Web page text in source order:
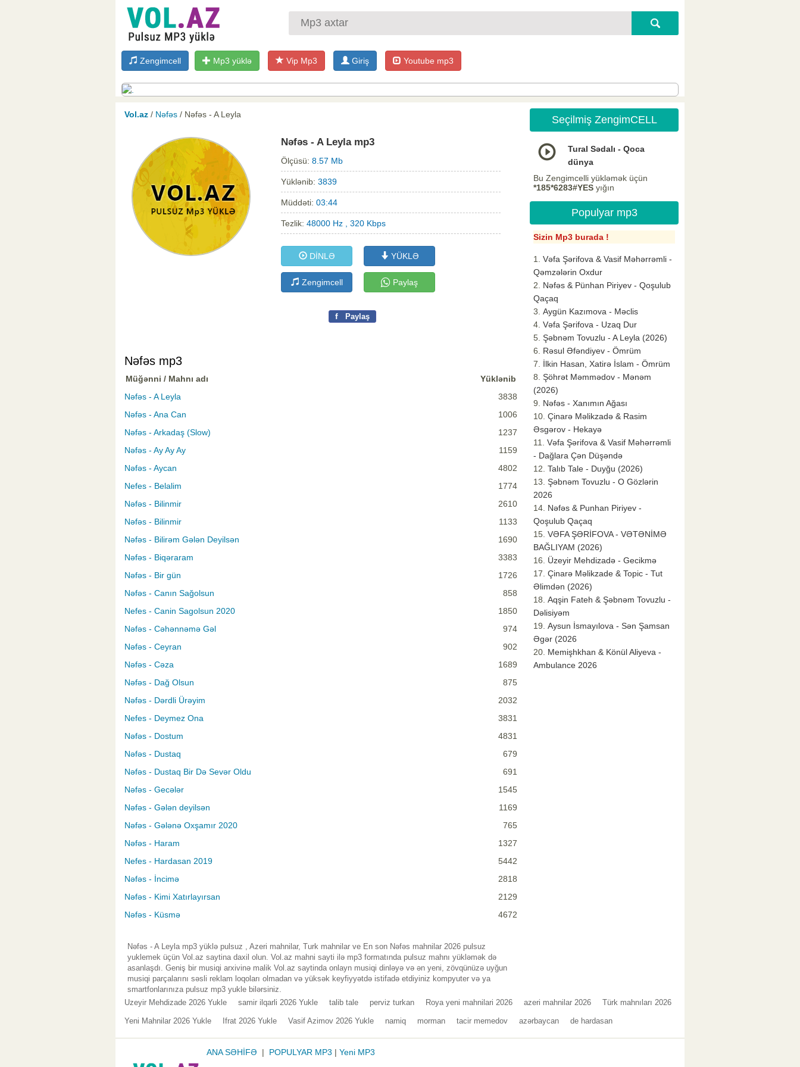
Zengimcell Mp3 yüklə Vip Mp3 Giriş Youtube mp3
Vol.az / Nəfəs / Nəfəs - A Leyla
Nəfəs - A Leyla mp3
Ölçüsü: 8.57 Mb
Yüklənib: 3839
Müddəti: 03:44
Tezlik: 48000 Hz , 320 Kbps
DİNLƏ YÜKLƏ
Zengimcell Paylaş
f Paylaş
Nəfəs mp3
Müğənni / Mahnı adı
Yüklənib
Nəfəs - A Leyla
3838
Nəfəs - Ana Can
1006
Nəfəs - Arkadaş (Slow)
1237
Nəfəs - Ay Ay Ay
1159
Nəfəs - Aycan
4802
Nefes - Belalim
1774
Nəfəs - Bilinmir
2610
Nəfəs - Bilinmir
1133
Nəfəs - Bilirəm Gələn Deyilsən
1690
Nəfəs - Biqəraram
3383
Nəfəs - Bir gün
1726
Nəfəs - Canın Sağolsun
858
Nefes - Canin Sagolsun 2020
1850
Nəfəs - Cəhənnəmə Gəl
974
Nəfəs - Ceyran
902
Nəfəs - Cəza
1689
Nəfəs - Dağ Olsun
875
Nəfəs - Dərdli Ürəyim
2032
Nefes - Deymez Ona
3831
Nəfəs - Dostum
4831
Nəfəs - Dustaq
679
Nəfəs - Dustaq Bir Də Sevər Oldu
691
Nəfəs - Gecələr
1545
Nəfəs - Gələn deyilsən
1169
Nəfəs - Gələnə Oxşamır 2020
765
Nəfəs - Haram
1327
Nefes - Hardasan 2019
5442
Nəfəs - İncimə
2818
Nəfəs - Kimi Xatırlayırsan
2129
Nəfəs - Küsmə
4672
Nəfəs - A Leyla mp3 yüklə pulsuz , Azeri mahnilar, Turk mahnilar ve En son Nəfəs mahnilar 2026 pulsuz
yuklemek üçün Vol.az saytina daxil olun. Vol.az mahni sayti ilə mp3 formatında pulsuz mahnı yükləmək də
asanlaşdı. Geniş bir musiqi arxivinə malik Vol.az saytinda onlayn musiqi dinləyə və ən yeni, zövqünüzə uyğun
musiqi parçalarını səsli reklam loqoları olmadan və yüksək keyfiyyətdə istifadə etdiyiniz kompyuter və ya
smartfonlarınıza pulsuz mp3 yukle bilərsiniz.
Seçilmiş ZengimCELL
Tural Sədalı - Qoca
dünya
Bu Zengimcelli yükləmək üçün
*185*6283#YES yığın
Populyar mp3
Sizin Mp3 burada !
Vəfa Şərifova & Vasif Məhərrəmli -
Qəmzələrin Oxdur
Nəfəs & Pünhan Piriyev - Qoşulub
Qaçaq
Aygün Kazımova - Məclis
Vəfa Şərifova - Uzaq Dur
Şəbnəm Tovuzlu - A Leyla (2026)
Rəsul Əfəndiyev - Ömrüm
İlkin Hasan, Xatirə İslam - Ömrüm
Şöhrət Məmmədov - Mənəm
(2026)
Nəfəs - Xanımın Ağası
Çinarə Məlikzadə & Rasim
Əsgərov - Hekayə
Vəfa Şərifova & Vasif Məhərrəmli
- Dağlara Çən Düşəndə
Talıb Tale - Duyğu (2026)
Şəbnəm Tovuzlu - O Gözlərin
2026
Nəfəs & Punhan Piriyev -
Qoşulub Qaçaq
VƏFA ŞƏRİFOVA - VƏTƏNİMƏ
BAĞLIYAM (2026)
Üzeyir Mehdizadə - Gecikmə
Çinarə Məlikzade & Topic - Tut
Əlimdən (2026)
Aqşin Fateh & Şəbnəm Tovuzlu -
Dəlisiyəm
Aysun İsmayılova - Sən Şamsan
Əgər (2026
Memişhkhan & Könül Aliyeva -
Ambulance 2026
Uzeyir Mehdizade 2026 Yukle samir ilqarli 2026 Yukle talib tale perviz turkan Roya yeni mahnilari 2026 azeri mahnilar 2026 Türk mahnıları 2026
Yeni Mahnilar 2026 Yukle Ifrat 2026 Yukle Vasif Azimov 2026 Yukle namiq morman tacir memedov azərbaycan de hardasan
ANA SƏHİFƏ | POPULYAR MP3 | Yeni MP3